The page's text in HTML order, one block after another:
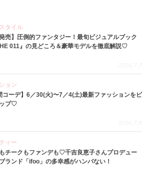
タイル
発売】圧倒的ファンタジー！最旬ビジュアルブック
011』の見どころ＆豪華モデルを徹底解説♡
2026.7.7
ョン
コーデ】6／30(火)〜7／4(土)最新ファッションをピ
プ♡
2026.7.8
ィー
チークもファンデも♡千吉良恵子さんプロデュー
ランド「ifoo」の多幸感がハンパない！